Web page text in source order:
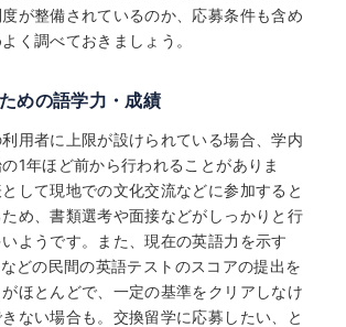
が整備されているのか、応募条件も含め
く調べておきましょう。
めの語学力・成績
用者に上限が設けられている場合、学内
1年ほど前から行われることがありま
して現地での文化交流などに参加すると
め、書類選考や面接などがしっかりと行
ようです。また、現在の英語力を示す
どの民間の英語テストのスコアの提出を
ほとんどで、一定の基準をクリアしなけ
ない場合も。交換留学に応募したい、と